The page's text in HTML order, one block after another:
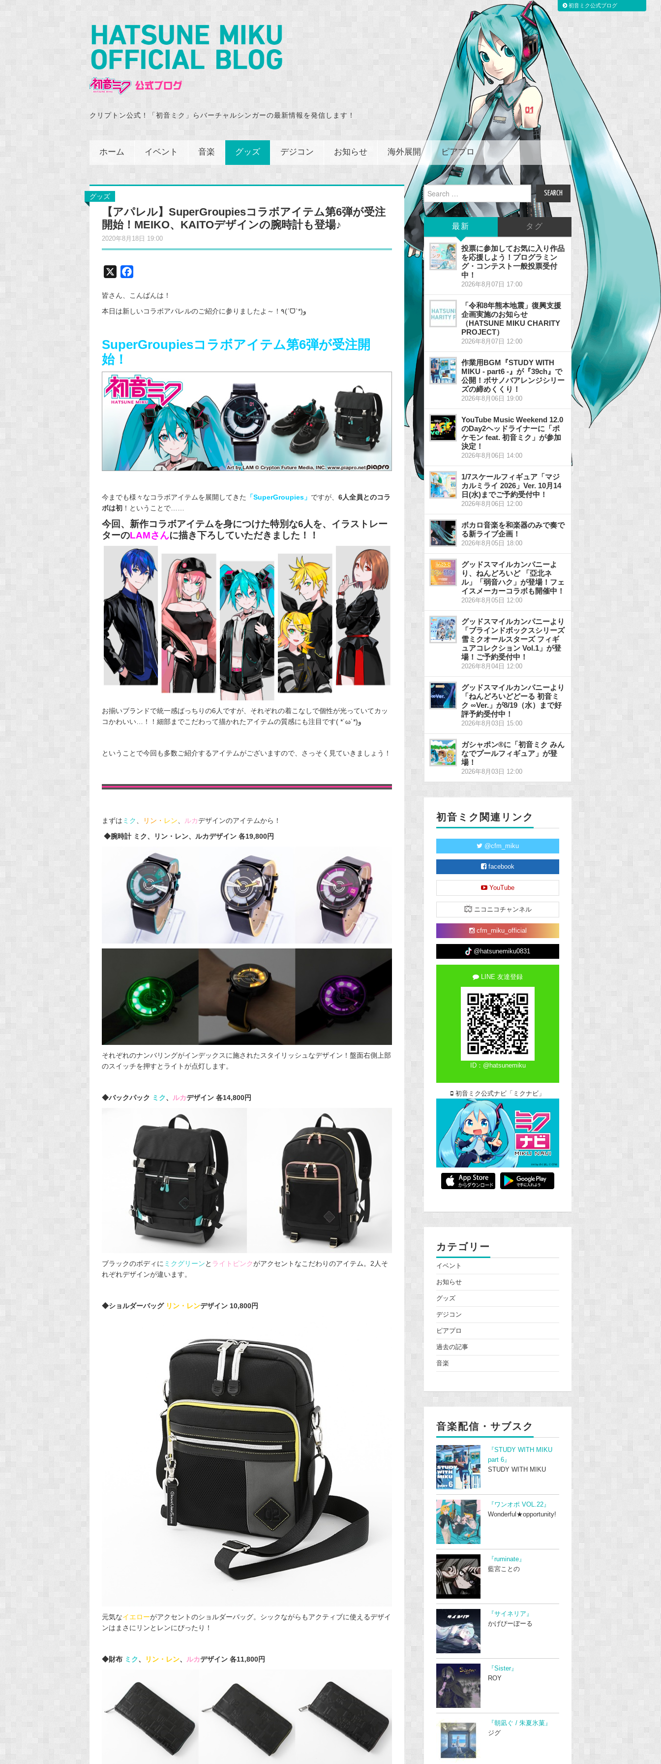
クリプトン公式！「初音ミク」らバーチャルシンガーの最新情報を発信します！
ホーム イベント 音楽 グッズ デジコン お知らせ 海外展開 ピアプロ
グッズ
【アパレル】SuperGroupiesコラボアイテム第6弾が受注
開始！MEIKO、KAITOデザインの腕時計も登場♪
2020年8月18日 19:00
c
e
o
皆さん、こんばんは！
本日は新しいコラボアパレルのご紹介に参りましたよ～！٩(ˊᗜˋ*)و
SuperGroupiesコラボアイテム第6弾が受注開
始！
今までも様々なコラボアイテムを展開してきた 「SuperGroupies」 ですが、 6人全員とのコラ
ボは初 ！ということで……
今回、新作コラボアイテムを身につけた特別な6人を、イラストレー
ターのLAMさんに描き下ろしていただきました！！
お揃いブランドで統一感ばっちりの6人ですが、それぞれの着こなしで個性が光っていてカッ
コかわいい…！！細部までこだわって描かれたアイテムの質感にも注目です( *˙ω˙*)و
ということで今回も多数ご紹介するアイテムがございますので、さっそく見ていきましょう！
まずは ミク リン・ レン ルカデザインのアイテムから！
◆腕時計 ミク、リン・レン、ルカデザイン 各19,800円
それぞれのナンバリングがインデックスに施されたスタイリッシュなデザイン！盤面右側上部
のスイッチを押すとライトが点灯します。
◆バックパック ミク、 ルカデザイン 各14,800円
ブラックのボディに ミクグリーンと ライトピンクがアクセントなこだわりのアイテム。2人そ
れぞれデザインが違います。
◆ショルダーバッグ リン・レンデザイン 10,800円
元気なイエローがアクセントのショルダーバッグ。シックながらもアクティブに使えるデザイ
ンはまさにリンとレンにぴったり！
◆財布 ミク、 リン・レン、 ルカデザイン 各11,800円
Search
for:
最新 タグ
投票に参加してお気に入り作品
を応援しよう！プログラミン
グ・コンテスト一般投票受付
中！
2026年8月07日 17:00
「令和8年熊本地震」復興支援
企画実施のお知らせ
（HATSUNE MIKU CHARITY
PROJECT）
2026年8月07日 12:00
作業用BGM『STUDY WITH
MIKU - part6 -』が『39ch』で
公開！ボサノバアレンジシリー
ズの締めくくり！
2026年8月06日 19:00
YouTube Music Weekend 12.0
のDay2ヘッドライナーに「ポ
ケモン feat. 初音ミク」が参加
決定！
2026年8月06日 14:00
1/7スケールフィギュア「マジ
カルミライ 2026」Ver. 10月14
日(水)までご予約受付中！
2026年8月06日 12:00
ボカロ音楽を和楽器のみで奏で
る新ライブ企画！
2026年8月05日 18:00
グッドスマイルカンパニーよ
り、ねんどろいど 「亞北ネ
ル」「弱音ハク」が登場！フェ
イスメーカーコラボも開催中！
2026年8月05日 12:00
グッドスマイルカンパニーより
「ブラインドボックスシリーズ
雪ミクオールスターズ フィギ
ュアコレクション Vol.1」が登
場！ご予約受付中！
2026年8月04日 12:00
グッドスマイルカンパニーより
「ねんどろいどどーる 初音ミ
ク ∞Ver.」が8/19（水）まで好
評予約受付中！
2026年8月03日 15:00
ガシャポン®に「初音ミク みん
なでプールフィギュア」が登
場！
2026年8月03日 12:00
初音ミク関連リンク
@cfm_miku
facebook
YouTube
ニコニコチャンネル
cfm_miku_official
@hatsunemiku0831
LINE 友達登録
ID：@hatsunemiku
初音ミク公式ナビ「ミクナビ」
カテゴリー
イベント
お知らせ
グッズ
デジコン
ピアプロ
過去の記事
音楽
音楽配信・サブスク
『STUDY WITH MIKU
part 6』
STUDY WITH MIKU
『ワンオポ VOL.22』
Wonderful★opportunity!
『ruminate』
藍宮ことの
『サイネリア』
かげぴーぼーる
『Sister』
ROY
『朝凪ぐ / 朱夏氷菓』
ジグ
初音ミク公式ブログ